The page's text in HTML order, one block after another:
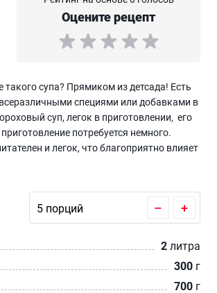
Оцените рецепт
супа? Прямиком из детсада! Есть
специями или добавками в
суп, легок в приготовлении, его
потребуется немного.
и легок, что благоприятно влияет
– +
2литра
300 г
700 г